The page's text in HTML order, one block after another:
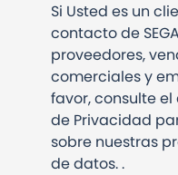
Si Usted es un
contacto de
proveedores,
comerciales y
favor, consulte
de Privacidad
sobre nuestras
de datos..